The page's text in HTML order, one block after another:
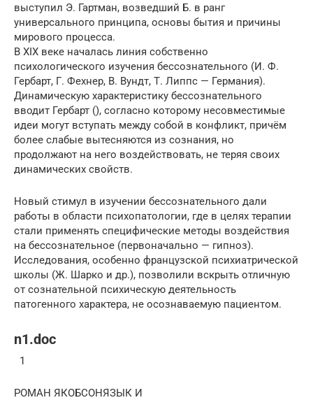
выступил Э. Гартман, возведший Б. в ранг
универсального принципа, основы бытия и причины
мирового процесса.
В XIX веке началась линия собственно
психологического изучения бессознательного (И. Ф.
Гербарт, Г. Фехнер, В. Вундт, Т. Липпс — Германия).
Динамическую характеристику бессознательного
вводит Гербарт (), согласно которому несовместимые
идеи могут вступать между собой в конфликт, причём
более слабые вытесняются из сознания, но
продолжают на него воздействовать, не теряя своих
динамических свойств.
Новый стимул в изучении бессознательного дали
работы в области психопатологии, где в целях терапии
стали применять специфические методы воздействия
на бессознательное (первоначально — гипноз).
Исследования, особенно французской психиатрической
школы (Ж. Шарко и др.), позволили вскрыть отличную
от сознательной психическую деятельность
патогенного характера, не осознаваемую пациентом.
n1.doc
1
РОМАН ЯКОБСОНЯЗЫК И